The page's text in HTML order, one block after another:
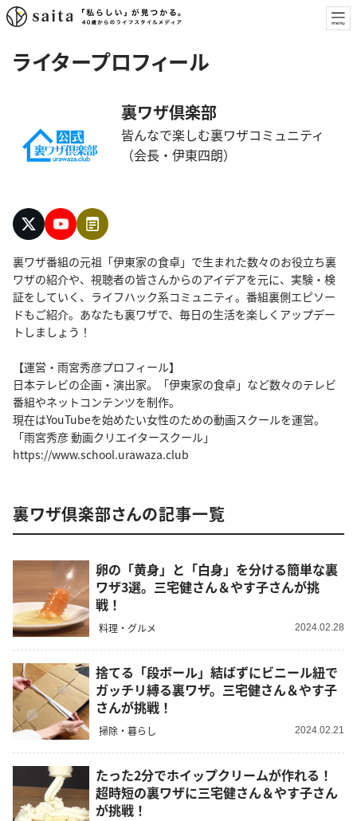
ライタープロフィール
裏ワザ倶楽部
皆んなで楽しむ裏ワザコミュニティ
（会長・伊東四朗）
裏ワザ番組の元祖「伊東家の食卓」で生まれた数々のお役立ち裏
ワザの紹介や、視聴者の皆さんからのアイデアを元に、実験・検
証をしていく、ライフハック系コミュニティ。番組裏側エピソー
ドもご紹介。あなたも裏ワザで、毎日の生活を楽しくアップデー
トしましょう！
【運営・雨宮秀彦プロフィール】
日本テレビの企画・演出家。「伊東家の食卓」など数々のテレビ
番組やネットコンテンツを制作。
現在はYouTubeを始めたい女性のための動画スクールを運営。
「雨宮秀彦 動画クリエイタースクール」
https://www.school.urawaza.club
裏ワザ倶楽部さんの記事一覧
卵の「黄身」と「白身」を分ける簡単な裏
ワザ3選。三宅健さん＆やす子さんが挑
戦！
料理・グルメ 2024.02.28
捨てる「段ボール」結ばずにビニール紐で
ガッチリ縛る裏ワザ。三宅健さん＆やす子
さんが挑戦！
掃除・暮らし 2024.02.21
たった2分でホイップクリームが作れる！
超時短の裏ワザに三宅健さん＆やす子さん
が挑戦！